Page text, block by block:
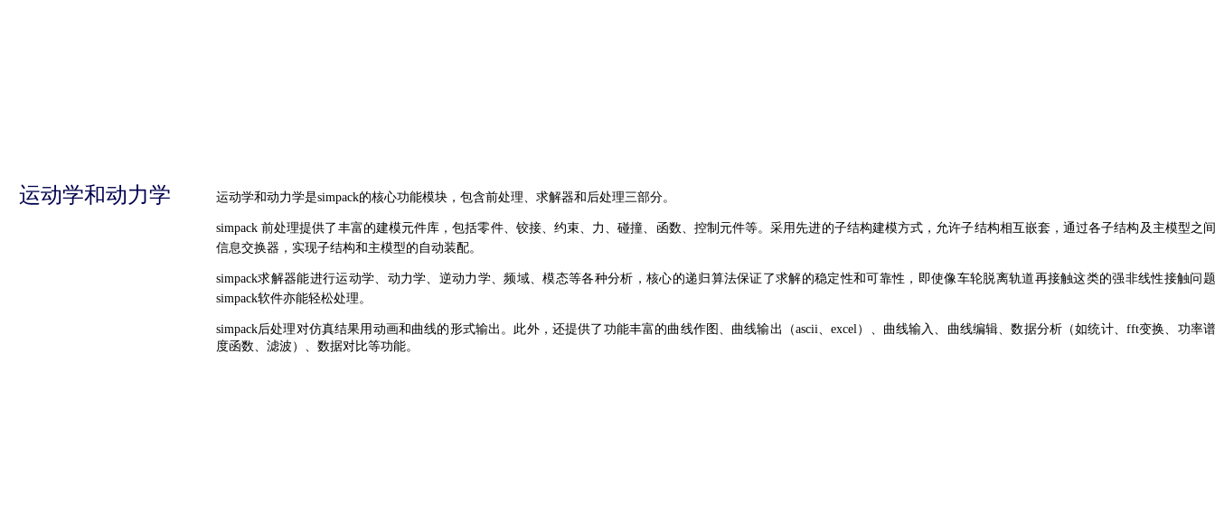
运动学和动力学 运动学和动力学是simpack的核心功能模块，包含前处理、求解器和后处理三部分。
simpack 前处理提供了丰富的建模元件库，包括零件、铰接、约束、力、碰撞、函数、控制元件等。采用先进的子结构建模方式，允许子结构相互嵌套，通过各子结构及主模型之
信息交换器，实现子结构和主模型的自动装配。
simpack求解器能进行运动学、动力学、逆动力学、频域、模态等各种分析，核心的递归算法保证了求解的稳定性和可靠性，即使像车轮脱离轨道再接触这类的强非线性接触问
simpack软件亦能轻松处理。
simpack后处理对仿真结果用动画和曲线的形式输出。此外，还提供了功能丰富的曲线作图、曲线输出（ascii、excel）、 曲线输入、曲线编辑、数据分析（如统计、fft变换、功率
度函数、滤波）、数据对比等功能。